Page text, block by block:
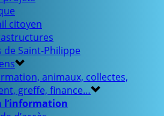
citoyen
de Saint-Philippe
animaux, collectes,
greffe, finance…
l’information